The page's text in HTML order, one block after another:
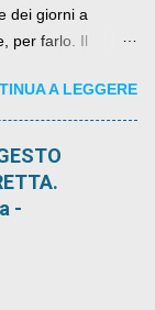
dei giorni a
per farlo. Il
A LEGGERE
-